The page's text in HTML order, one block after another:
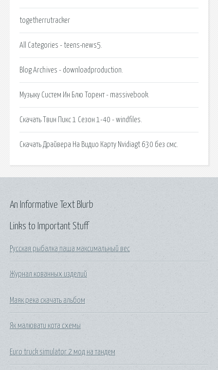
togetherrutracker
All Categories - teens-news5.
Blog Archives - downloadproduction.
Музыку Систем Ин Блю Торент - massivebook.
Скачать Твин Пикс 1 Сезон 1-40 - windfiles.
Скачать Драйвера На Видио Карту Nvidiagt 630 без смс.
Links to Important Stuff
Русская рыбалка паша максимальный вес
Журнал кованных изделий
Маяк река скачать альбом
Як малювати кота схемы
Euro truck simulator 2 мод на тандем
An Informative Text Blurb